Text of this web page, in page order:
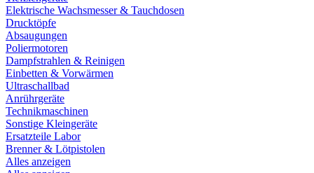
Elektrische Wachsmesser & Tauchdosen
Drucktöpfe
Absaugungen
Poliermotoren
Dampfstrahlen & Reinigen
Einbetten & Vorwärmen
Ultraschallbad
Anrührgeräte
Technikmaschinen
Sonstige Kleingeräte
Ersatzteile Labor
Brenner & Lötpistolen
Alles anzeigen